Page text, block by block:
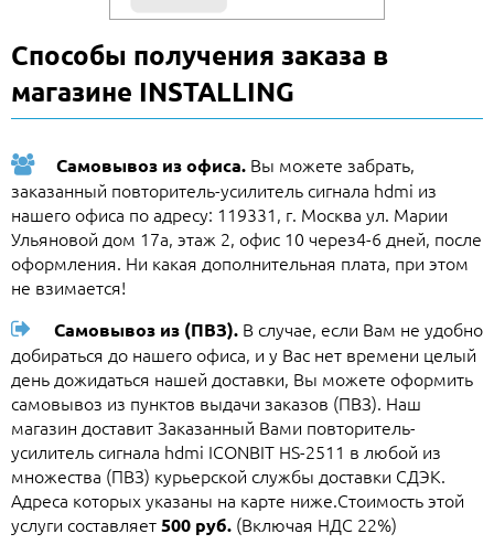
Способы получения заказа в
магазине INSTALLING
Самовывоз из офиса. Вы можете забрать,
заказанный повторитель-усилитель сигнала hdmi из
нашего офиса по адресу: 119331, г. Москва ул. Марии
Ульяновой дом 17а, этаж 2, офис 10 через4-6 дней, после
оформления. Ни какая дополнительная плата, при этом
не взимается!
Самовывоз из (ПВЗ). В случае, если Вам не удобно
добираться до нашего офиса, и у Вас нет времени целый
день дожидаться нашей доставки, Вы можете оформить
самовывоз из пунктов выдачи заказов (ПВЗ). Наш
магазин доставит Заказанный Вами повторитель-
усилитель сигнала hdmi ICONBIT HS-2511 в любой из
множества (ПВЗ) курьерской службы доставки СДЭК.
Адреса которых указаны на карте ниже.Стоимость этой
услуги составляет500 руб. (Включая НДС 22%)